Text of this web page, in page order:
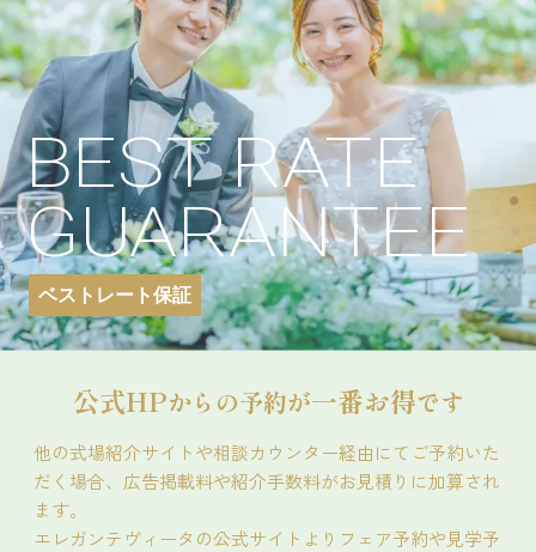
残席 ◯あり △残りわずか×満席
詳細を見る
予約する
試食会 会場コーディネート展示 相談会
開催時間
09:00 - 12:00
10:00 - 13:00
14:00 - 17:00
15:00 - 18:00
18:00 - 21:00
残席 △残りわずか ×満席
詳細を見る
予約する
模擬挙式 模擬披露宴
試食会
会場コーディネート展示
婚礼アイテム展示
相談会
お得なご来館特典プレゼント
開催時間
14:00 - 17:00
15:00 - 16:00
18:00 - 21:00
残席 ◯あり
BEST RATE
GUARANTEE
ベストレート保証
公式HPからの予約が一番お得です
他の式場紹介サイトや相談カウンター経由にてご予約いた
だく場合、広告掲載料や紹介手数料がお見積りに加算され
ます。
エレガンテヴィータの公式サイトよりフェア予約や見学予